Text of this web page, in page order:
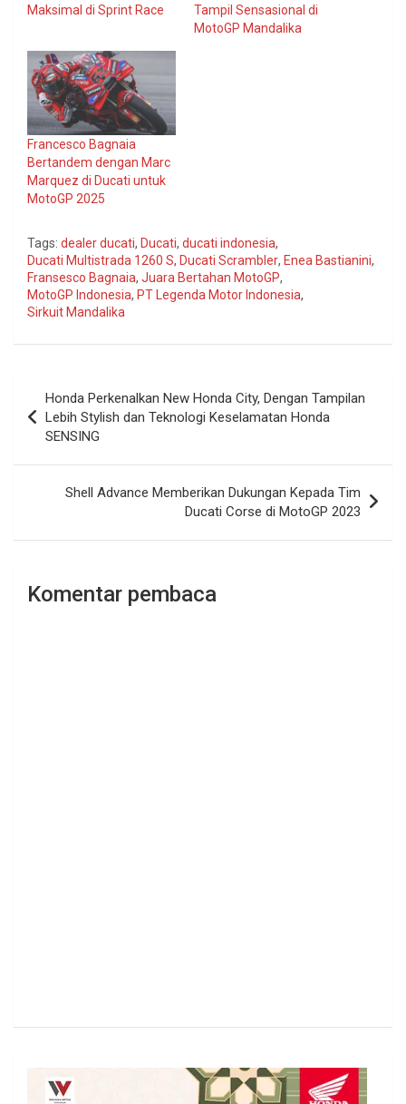
Maksimal di Sprint Race
Tampil Sensasional di
MotoGP Mandalika
Francesco Bagnaia
Bertandem dengan Marc
Marquez di Ducati untuk
MotoGP 2025
Tags: dealer ducati, Ducati, ducati indonesia,
Ducati Multistrada 1260 S, Ducati Scrambler, Enea Bastianini,
Fransesco Bagnaia, Juara Bertahan MotoGP,
MotoGP Indonesia, PT Legenda Motor Indonesia,
Sirkuit Mandalika
pos
Honda Perkenalkan New Honda City, Dengan Tampilan
Lebih Stylish dan Teknologi Keselamatan Honda
SENSING
Shell Advance Memberikan Dukungan Kepada Tim
Ducati Corse di MotoGP 2023
Komentar pembaca